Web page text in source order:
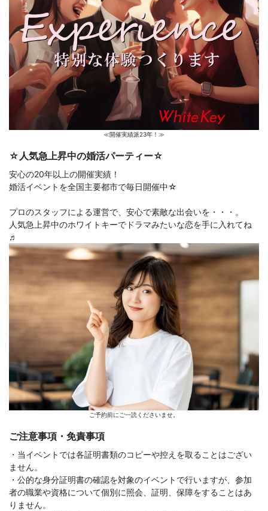
≪開催実績派23年！≫
☆人気急上昇中の婚活パーティー☆
安心の20年以上の開催実績！
婚活イベントを全国主要都市で毎日開催中☆
プロのスタッフによる運営で、安心で素敵な出会いを・・・。
人気急上昇中のホワイトキーでドラマみたいな恋を手に入れてね
♬
ご予約前にご一読くださいませ。
ご注意事項・免責事項
・当イベントでは各証明書類のコピーや控えを取ることはござい
ません。
・公的な身分証明書の確認を対象のイベントで行いますが、参加
者の職業や資格について個別に照会、証明、保障をすることはあ
りません。